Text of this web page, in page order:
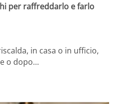
per raffreddarlo e farlo
in casa o in ufficio,
o dopo…